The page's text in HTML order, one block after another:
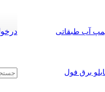
آب طبقاتی
برق فول
قیمت دیگ آبگرم